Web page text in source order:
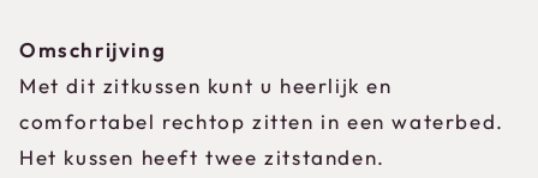
Omschrijving
Met dit zitkussen kunt u heerlijk en
comfortabel rechtop zitten in een waterbed.
Het kussen heeft twee zitstanden.